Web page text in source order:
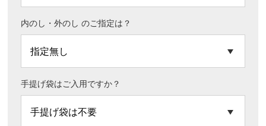
内のし・外のし のご指定は？
手提げ袋はご入用ですか？